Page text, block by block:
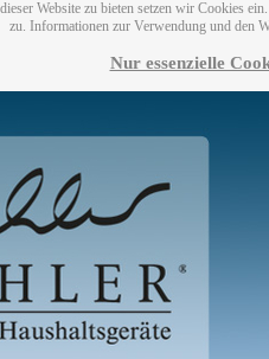
Website zu bieten setzen wir Cookies
zu. Informationen zur Verwendung und den
Nur essenzielle